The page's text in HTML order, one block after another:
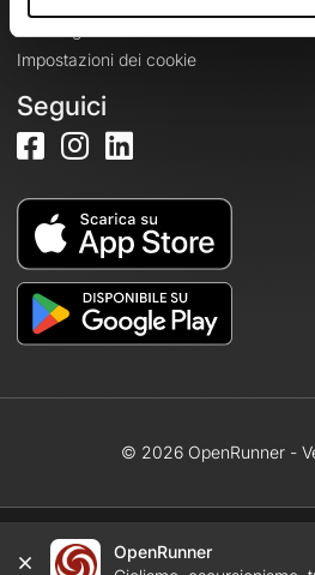
Impostazioni dei cookie
Seguici
© 2026 OpenRunner -
Crea un
OpenRunner